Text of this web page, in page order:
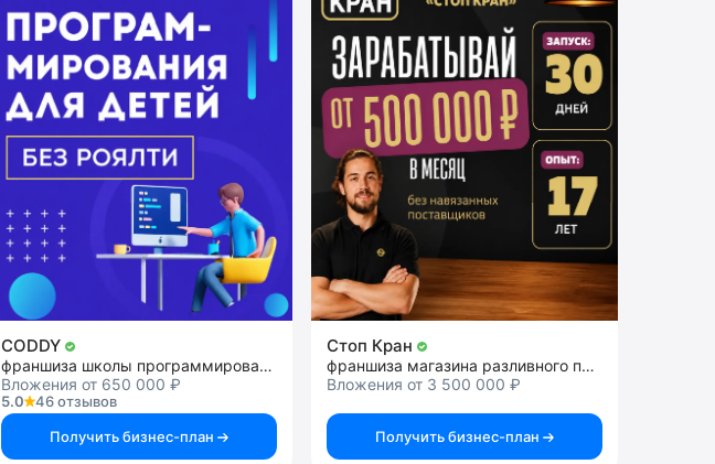
CODDY
франшиза школы программирования и дизайна для детей
Вложения от 650 000 ₽
5.0
46 отзывов
Получить бизнес-план
Стоп Кран
франшиза магазина разливного пива
Вложения от 3 500 000 ₽
Получить бизнес-план